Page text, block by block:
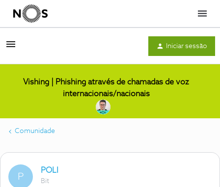
Menu
Iniciar sessão
Vishing | Phishing através de chamadas de voz
internacionais/nacionais
Comunidade
P
POLI
Bit